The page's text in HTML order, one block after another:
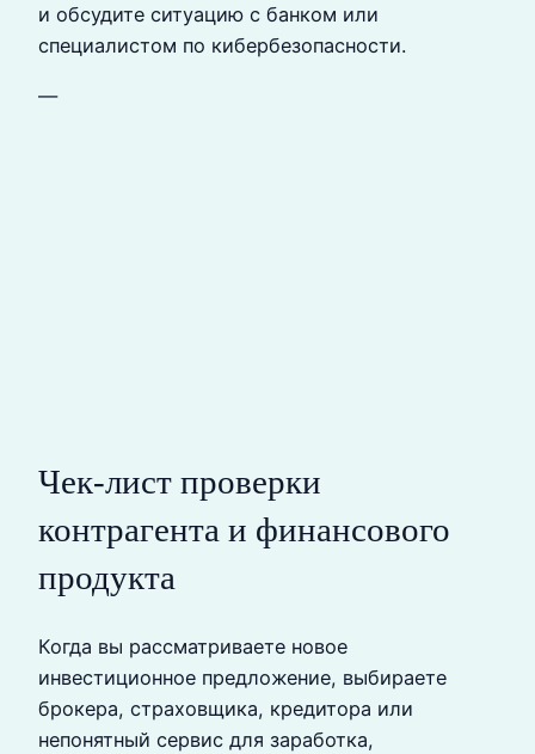
и обсудите ситуацию с банком или
специалистом по кибербезопасности.
—
Чек-лист проверки
контрагента и финансового
продукта
Когда вы рассматриваете новое
инвестиционное предложение, выбираете
брокера, страховщика, кредитора или
непонятный сервис для заработка,